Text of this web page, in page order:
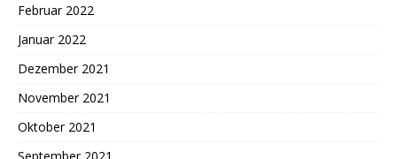
Februar 2022
Januar 2022
Dezember 2021
November 2021
Oktober 2021
September 2021